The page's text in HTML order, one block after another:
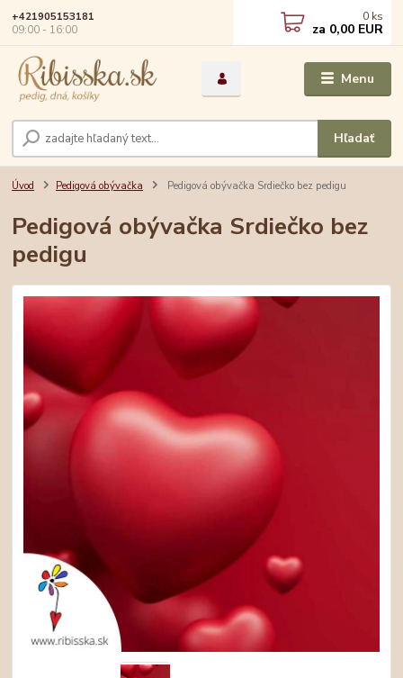
Menu
Hľadať
+421905153181
09:00 - 16:00
0 ks
za 0,00 EUR
Úvod Pedigová obývačka Pedigová obývačka Srdiečko bez pedigu
Pedigová obývačka Srdiečko bez
pedigu